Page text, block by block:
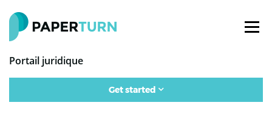
Portail juridique
Get started